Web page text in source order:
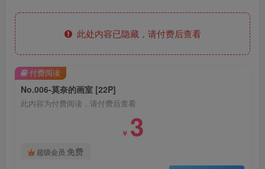
此处内容已隐藏，请付费后查看
No.006-莫奈的画室 [22P]
此内容为付费阅读，请付费后查看
￥ 3
超级会员 免费
付费阅读